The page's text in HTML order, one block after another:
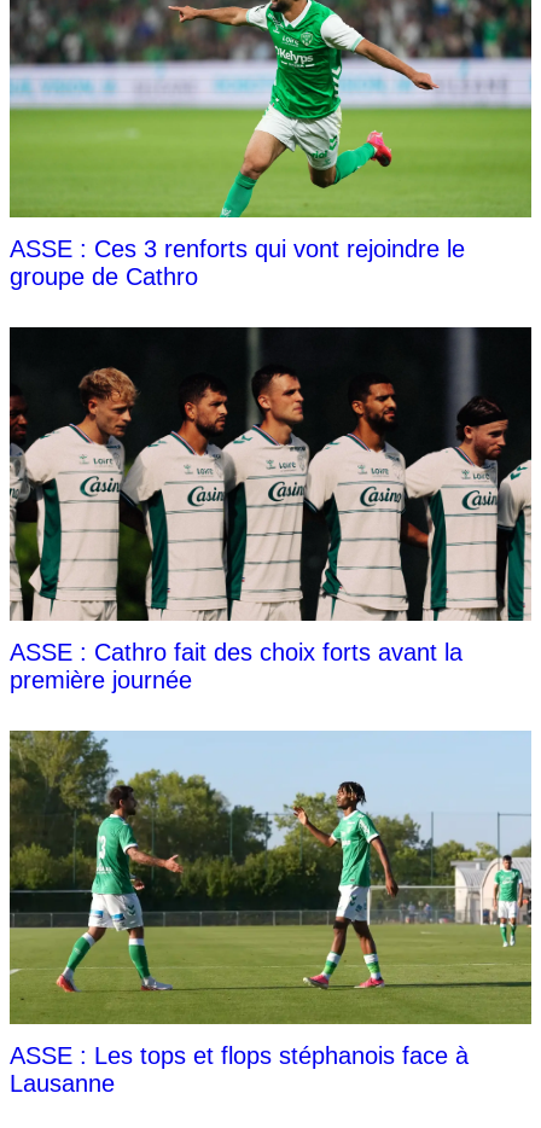
ASSE : Ces 3 renforts qui vont rejoindre le
groupe de Cathro
ASSE : Cathro fait des choix forts avant la
première journée
ASSE : Les tops et flops stéphanois face à
Lausanne